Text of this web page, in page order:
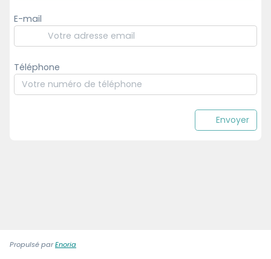
E-mail
Téléphone
Envoyer
Propulsé parEnoria